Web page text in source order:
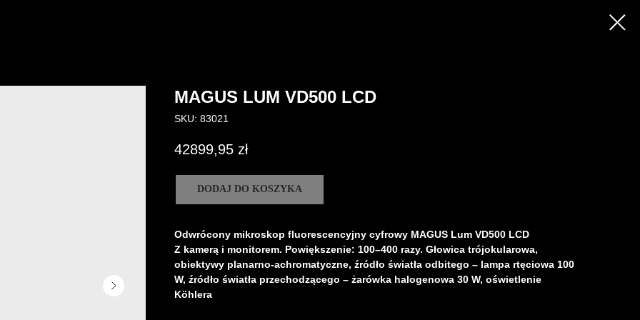
MAGUS LUM VD500 LCD
SKU: 83021
42899,95 zł
DODAJ DO KOSZYKA
Odwrócony mikroskop fluorescencyjny cyfrowy MAGUS Lum VD500 LCD
Z kamerą i monitorem. Powiększenie: 100–400 razy. Głowica trójokularowa,
obiektywy planarno-achromatyczne, źródło światła odbitego – lampa rtęciowa 100
W, źródło światła przechodzącego – żarówka halogenowa 30 W, oświetlenie
Köhlera